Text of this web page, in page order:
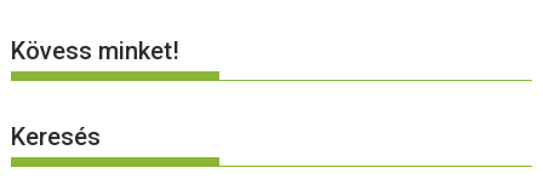
Kövess minket!
Keresés